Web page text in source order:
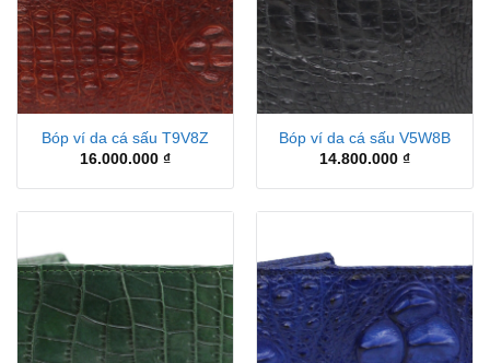
Bóp ví da cá sấu T9V8Z
16.000.000 ₫
Bóp ví da cá sấu V5W8B
14.800.000 ₫